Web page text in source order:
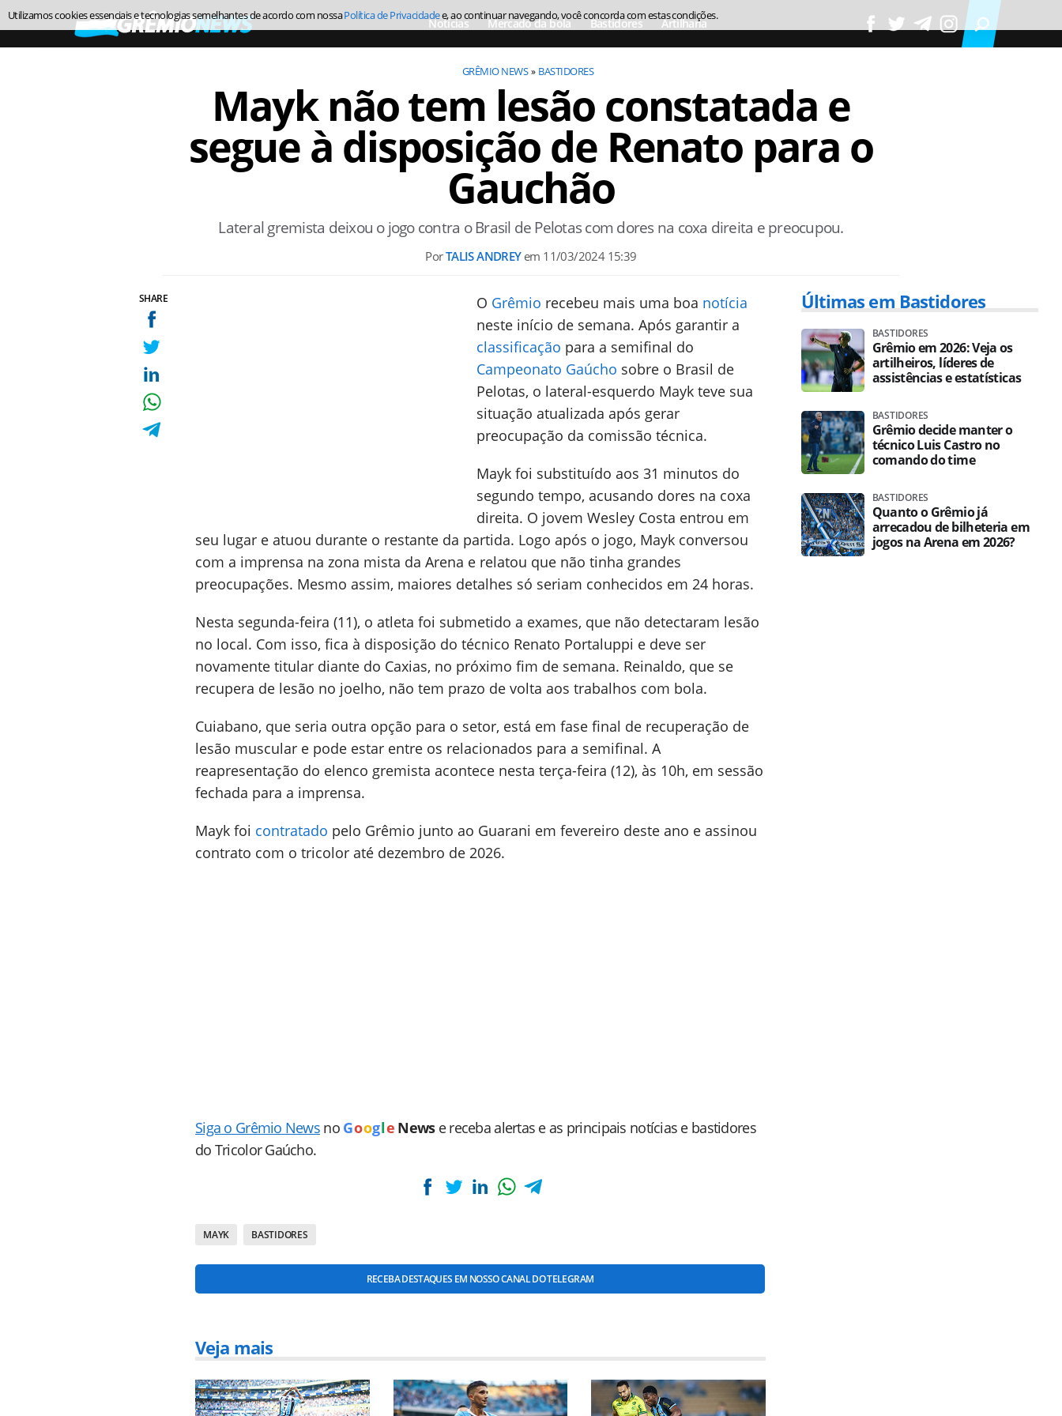
Notícias Mercado da bola Bastidores Artilharia
GRÊMIO NEWS BASTIDORES
Mayk não tem lesão constatada e
segue à disposição de Renato para o
Gauchão
Lateral gremista deixou o jogo contra o Brasil de Pelotas com dores na coxa direita e preocupou.
PorTALIS ANDREYem 11/03/2024 15:39
SHARE O Grêmio recebeu mais uma boa notícia
neste início de semana. Após garantir a
classificação para a semifinal do
Campeonato Gaúcho sobre o Brasil de
Pelotas, o lateral-esquerdo Mayk teve sua
situação atualizada após gerar
preocupação da comissão técnica.
Mayk foi substituído aos 31 minutos do
segundo tempo, acusando dores na coxa
direita. O jovem Wesley Costa entrou em
seu lugar e atuou durante o restante da partida. Logo após o jogo, Mayk conversou
com a imprensa na zona mista da Arena e relatou que não tinha grandes
preocupações. Mesmo assim, maiores detalhes só seriam conhecidos em 24 horas.
Nesta segunda-feira (11), o atleta foi submetido a exames, que não detectaram lesão
no local. Com isso, fica à disposição do técnico Renato Portaluppi e deve ser
novamente titular diante do Caxias, no próximo fim de semana. Reinaldo, que se
recupera de lesão no joelho, não tem prazo de volta aos trabalhos com bola.
Cuiabano, que seria outra opção para o setor, está em fase final de recuperação de
lesão muscular e pode estar entre os relacionados para a semifinal. A
reapresentação do elenco gremista acontece nesta terça-feira (12), às 10h, em sessão
fechada para a imprensa.
Mayk foi contratado pelo Grêmio junto ao Guarani em fevereiro deste ano e assinou
contrato com o tricolor até dezembro de 2026.
Siga o Grêmio News no Goog le News e receba alertas e as principais notícias e bastidores
do Tricolor Gaúcho.
MAYK BASTIDORES
RECEBA DESTAQUES EM NOSSO CANAL DO TELEGRAM
Veja mais
Últimas em Bastidores
BASTIDORES
Grêmio em 2026: Veja os
artilheiros, líderes de
assistências e estatísticas
BASTIDORES
Grêmio decide manter o
técnico Luis Castro no
comando do time
BASTIDORES
Quanto o Grêmio já
arrecadou de bilheteria em
jogos na Arena em 2026?
Utilizamos cookies essenciais e tecnologias semelhantes de acordo com nossaPolítica de Privacidadee, ao continuar navegando, você concorda com estas condições.